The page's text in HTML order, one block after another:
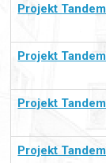
Projekt
Projekt
Projekt
Projekt